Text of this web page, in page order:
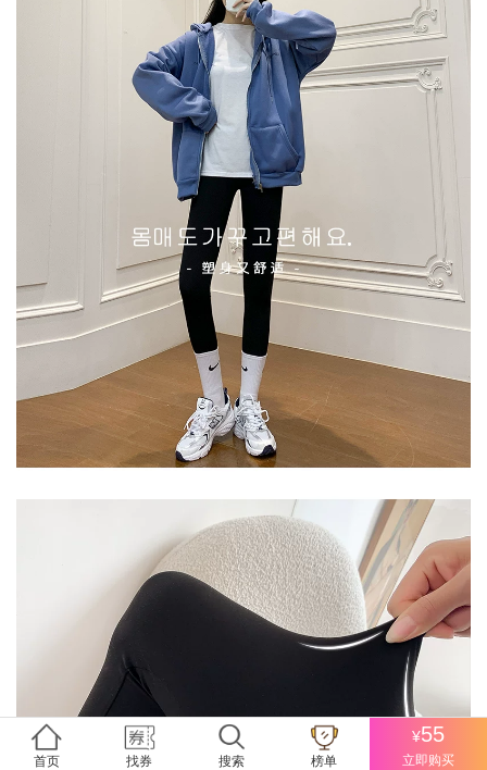
首页 找券 搜索 榜单
¥55
立即购买